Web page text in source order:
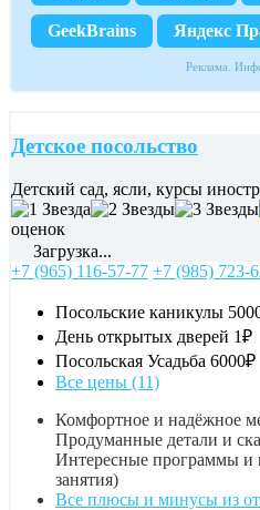
GeekBrains Яндекс
Реклама.
Детское посольство
Детский сад, ясли, курсы
оценок
Загрузка...
+7 (965) 116-57-77 +7 (985) 723-
Посольские каникулы
День открытых дверей 1₽
Посольская Усадьба 6000₽
Все цены (11)
Комфортное и надёжное
Продуманные детали и
Интересные программы и
занятия)
Все плюсы и минусы из